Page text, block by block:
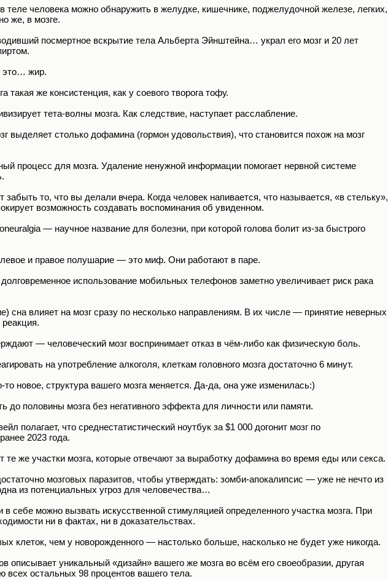
теле человека можно обнаружить в желудке, кишечнике, поджелудочной железе, легких,
же, в мозге.
посмертное вскрытие тела Альберта Эйнштейна… украл его мозг и 20 лет
это… жир.
такая же консистенция, как у соевого творога тофу.
тета-волны мозга. Как следствие, наступает расслабление.
выделяет столько дофамина (гормон удовольствия), что становится похож на мозг
процесс для мозга. Удаление ненужной информации помогает нервной системе
забыть то, что вы делали вчера. Когда человек напивается, что называется, «в стельку»,
возможность создавать воспоминания об увиденном.
— научное название для болезни, при которой голова болит из-за быстрого
и правое полушарие — это миф. Они работают в паре.
использование мобильных телефонов заметно увеличивает риск рака
сна влияет на мозг сразу по несколько направлениям. В их числе — принятие неверных
— человеческий мозг воспринимает отказ в чём-либо как физическую боль.
на употребление алкоголя, клеткам головного мозга достаточно 6 минут.
то новое, структура вашего мозга меняется. Да-да, она уже изменилась:)
до половины мозга без негативного эффекта для личности или памяти.
полагает, что среднестатистический ноутбук за $1 000 догонит мозг по
2023 года.
те же участки мозга, которые отвечают за выработку дофамина во время еды или секса.
мозговых паразитов, чтобы утверждать: зомби-апокалипсис — уже не нечто из
из потенциальных угроз для человечества…
в себе можно вызвать искусственной стимуляцией определенного участка мозга. При
ни в фактах, ни в доказательствах.
клеток, чем у новорожденного — настолько больше, насколько не будет уже никогда.
описывает уникальный «дизайн» вашего же мозга во всём его своеобразии, другая
всех остальных 98 процентов вашего тела.